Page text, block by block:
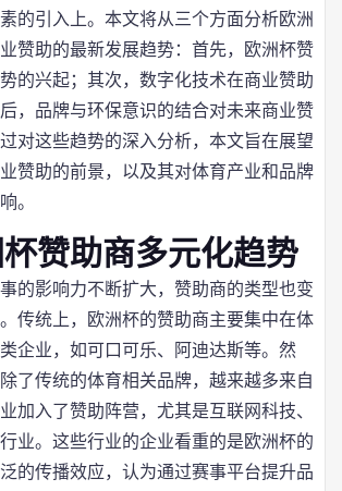
的引入上。本文将从三个方面分析欧洲
赞助的最新发展趋势：首先，欧洲杯赞
的兴起；其次，数字化技术在商业赞助
，品牌与环保意识的结合对未来商业赞
对这些趋势的深入分析，本文旨在展望
赞助的前景，以及其对体育产业和品牌
。
赞助商多元化趋势
的影响力不断扩大，赞助商的类型也变
传统上，欧洲杯的赞助商主要集中在体
企业，如可口可乐、阿迪达斯等。然
了传统的体育相关品牌，越来越多来自
加入了赞助阵营，尤其是互联网科技、
业。这些行业的企业看重的是欧洲杯的
的传播效应，认为通过赛事平台提升品